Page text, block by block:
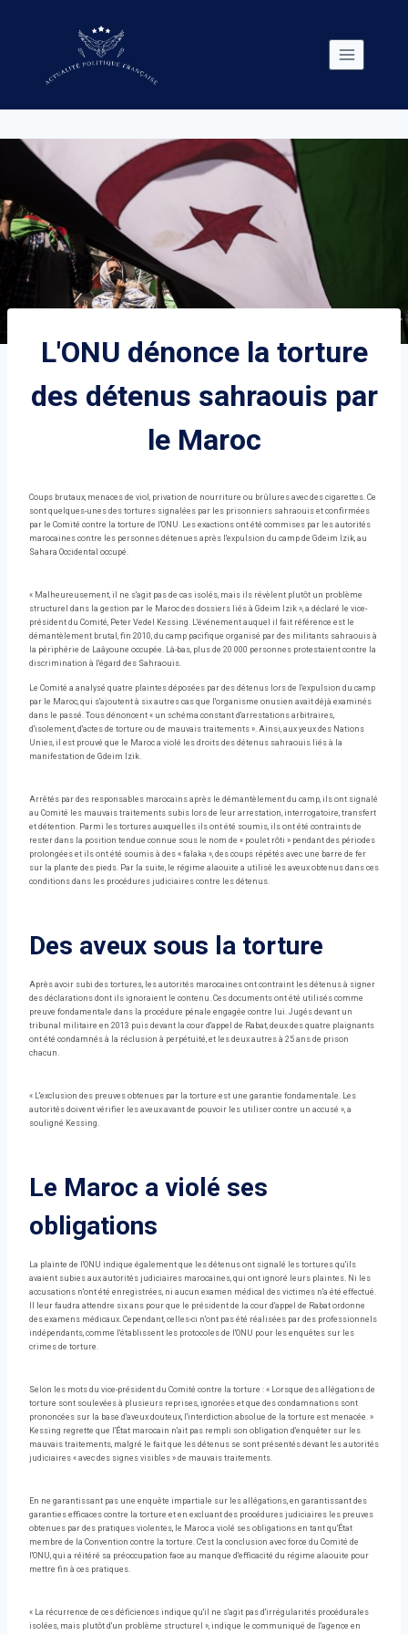
L'ONU dénonce la torture
des détenus sahraouis par
le Maroc
Coups brutaux, menaces de viol, privation de nourriture ou brûlures avec des cigarettes. Ce
sont quelques-unes des tortures signalées par les prisonniers sahraouis et confirmées
par le Comité contre la torture de l'ONU. Les exactions ont été commises par les autorités
marocaines contre les personnes détenues après l'expulsion du camp de Gdeim Izik, au
Sahara Occidental occupé.
« Malheureusement, il ne s'agit pas de cas isolés, mais ils révèlent plutôt un problème
structurel dans la gestion par le Maroc des dossiers liés à Gdeim Izik », a déclaré le vice-
président du Comité, Peter Vedel Kessing. L'événement auquel il fait référence est le
démantèlement brutal, fin 2010, du camp pacifique organisé par des militants sahraouis à
la périphérie de Laâyoune occupée. Là-bas, plus de 20 000 personnes protestaient contre la
discrimination à l'égard des Sahraouis.
Le Comité a analysé quatre plaintes déposées par des détenus lors de l'expulsion du camp
par le Maroc, qui s'ajoutent à six autres cas que l'organisme onusien avait déjà examinés
dans le passé. Tous dénoncent « un schéma constant d'arrestations arbitraires,
d'isolement, d'actes de torture ou de mauvais traitements ». Ainsi, aux yeux des Nations
Unies, il est prouvé que le Maroc a violé les droits des détenus sahraouis liés à la
manifestation de Gdeim Izik.
Arrêtés par des responsables marocains après le démantèlement du camp, ils ont signalé
au Comité les mauvais traitements subis lors de leur arrestation, interrogatoire, transfert
et détention. Parmi les tortures auxquelles ils ont été soumis, ils ont été contraints de
rester dans la position tendue connue sous le nom de « poulet rôti » pendant des périodes
prolongées et ils ont été soumis à des « falaka », des coups répétés avec une barre de fer
sur la plante des pieds. Par la suite, le régime alaouite a utilisé les aveux obtenus dans ces
conditions dans les procédures judiciaires contre les détenus.
Des aveux sous la torture
Après avoir subi des tortures, les autorités marocaines ont contraint les détenus à signer
des déclarations dont ils ignoraient le contenu. Ces documents ont été utilisés comme
preuve fondamentale dans la procédure pénale engagée contre lui. Jugés devant un
tribunal militaire en 2013 puis devant la cour d'appel de Rabat, deux des quatre plaignants
ont été condamnés à la réclusion à perpétuité, et les deux autres à 25 ans de prison
chacun.
« L'exclusion des preuves obtenues par la torture est une garantie fondamentale. Les
autorités doivent vérifier les aveux avant de pouvoir les utiliser contre un accusé », a
souligné Kessing.
Le Maroc a violé ses
obligations
La plainte de l'ONU indique également que les détenus ont signalé les tortures qu'ils
avaient subies aux autorités judiciaires marocaines, qui ont ignoré leurs plaintes. Ni les
accusations n'ont été enregistrées, ni aucun examen médical des victimes n'a été effectué.
Il leur faudra attendre six ans pour que le président de la cour d'appel de Rabat ordonne
des examens médicaux. Cependant, celles-ci n'ont pas été réalisées par des professionnels
indépendants, comme l'établissent les protocoles de l'ONU pour les enquêtes sur les
crimes de torture.
Selon les mots du vice-président du Comité contre la torture : « Lorsque des allégations de
torture sont soulevées à plusieurs reprises, ignorées et que des condamnations sont
prononcées sur la base d'aveux douteux, l'interdiction absolue de la torture est menacée. »
Kessing regrette que l'État marocain n'ait pas rempli son obligation d'enquêter sur les
mauvais traitements, malgré le fait que les détenus se sont présentés devant les autorités
judiciaires « avec des signes visibles » de mauvais traitements.
En ne garantissant pas une enquête impartiale sur les allégations, en garantissant des
garanties efficaces contre la torture et en excluant des procédures judiciaires les preuves
obtenues par des pratiques violentes, le Maroc a violé ses obligations en tant qu'État
membre de la Convention contre la torture. C'est la conclusion avec force du Comité de
l'ONU, qui a réitéré sa préoccupation face au manque d'efficacité du régime alaouite pour
mettre fin à ces pratiques.
« La récurrence de ces déficiences indique qu'il ne s'agit pas d'irrégularités procédurales
isolées, mais plutôt d'un problème structurel », indique le communiqué de l'agence en